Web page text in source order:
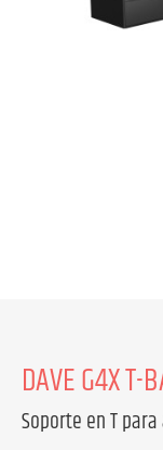
DAVE G4X T-
Soporte en T para